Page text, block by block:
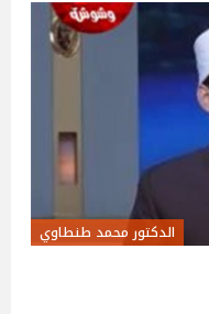
الدكتور محمد طنطاوي